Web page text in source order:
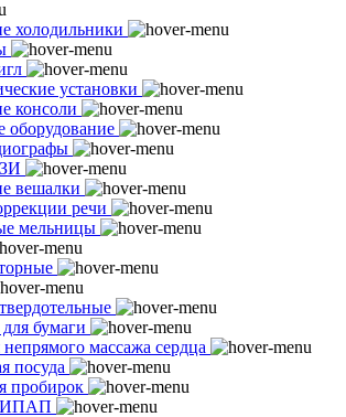
холодильники
установки
консоли
оборудование
вешалки
речи
мельницы
бумаги
массажа сердца
посуда
пробирок